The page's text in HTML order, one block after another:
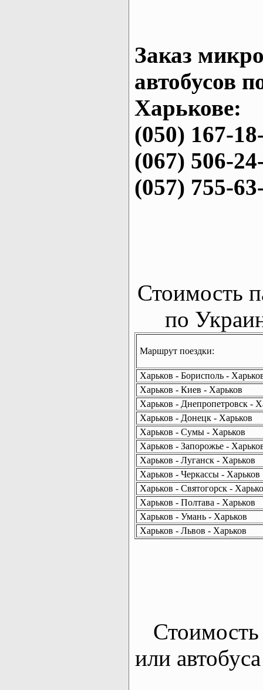
Заказ
автобусов
Харькове:
(050) 167-
(067) 506-
(057) 755-
Стоимость
по
Маршрут поездки:
Харьков - Борисполь -
Харьков - Киев - Харьков
Харьков - Днепропетровск -
Харьков - Донецк - Харьков
Харьков - Сумы - Харьков
Харьков - Запорожье -
Харьков - Луганск - Харьков
Харьков - Черкассы - Харьков
Харьков - Святогорск -
Харьков - Полтава - Харьков
Харьков - Умань - Харьков
Харьков - Львов - Харьков
Стоимость
или